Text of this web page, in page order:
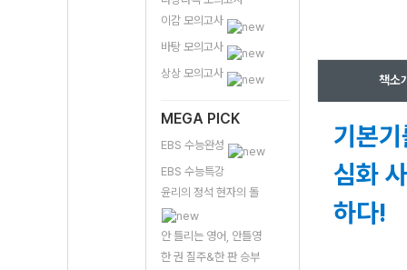
이감 모의고사
바탕 모의고사
상상 모의고사
MEGA PICK
EBS 수능완성
EBS 수능특강
윤리의 정석 현자의 돌
안 틀리는 영어, 안틀영
한 권 질주&한 판 승부
책소
기본
심화
하다!